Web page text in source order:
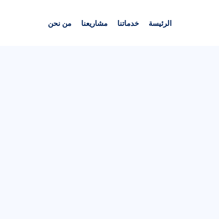
الرئيسة خدماتنا مشاريعنا من نحن